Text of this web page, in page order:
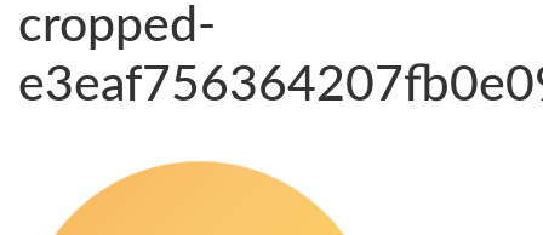
cropped-